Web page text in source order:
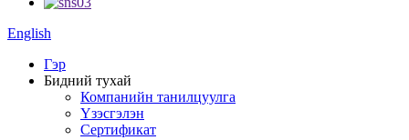
English
Гэр
Бидний тухай
Компанийн танилцуулга
Үзэсгэлэн
Сертификат